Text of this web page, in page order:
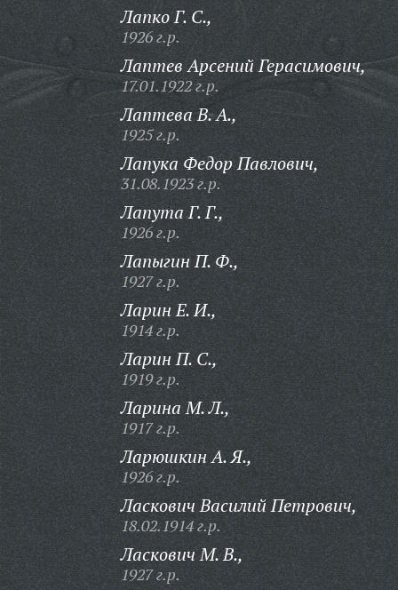
Лапко Г. С.,
1926 г.р.
Лаптев Арсений Герасимович,
17.01.1922 г.р.
Лаптева В. А.,
1925 г.р.
Лапука Федор Павлович,
31.08.1923 г.р.
Лапута Г. Г.,
1926 г.р.
Лапыгин П. Ф.,
1927 г.р.
Ларин Е. И.,
1914 г.р.
Ларин П. С.,
1919 г.р.
Ларина М. Л.,
1917 г.р.
Ларюшкин А. Я.,
1926 г.р.
Ласкович Василий Петрович,
18.02.1914 г.р.
Ласкович М. В.,
1927 г.р.